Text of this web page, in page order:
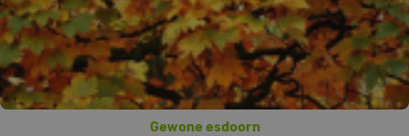
Gewone esdoorn